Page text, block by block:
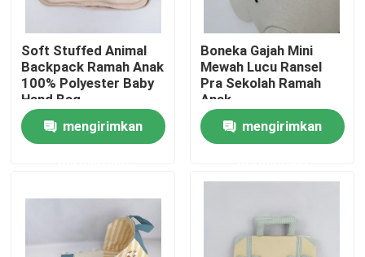
Kontrol kualitas
Hubungi kami
Berita
Permintaan Penawaran
Mainan Mewah Lembut
Soft Stuffed Animal
Backpack Ramah Anak
100% Polyester Baby
Hand Bag
mengirimkan
Boneka Gajah Mini
Mewah Lucu Ransel
Pra Sekolah Ramah
Anak
mengirimkan